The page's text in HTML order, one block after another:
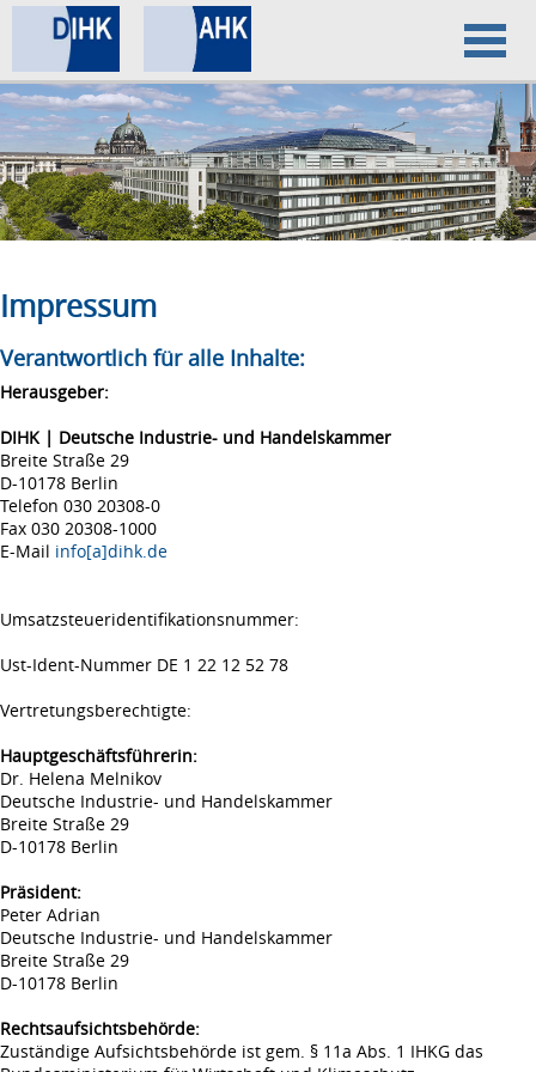
Home
Datenschutz
Impressum
Impressum
Verantwortlich für alle Inhalte:
Herausgeber:
DIHK | Deutsche Industrie- und Handelskammer
Breite Straße 29
D-10178 Berlin
Telefon 030 20308-0
Fax 030 20308-1000
E-Mail info[a]dihk.de
Umsatzsteueridentifikationsnummer:
Ust-Ident-Nummer DE 1 22 12 52 78
Vertretungsberechtigte:
Hauptgeschäftsführerin:
Dr. Helena Melnikov
Deutsche Industrie- und Handelskammer
Breite Straße 29
D-10178 Berlin
Präsident:
Peter Adrian
Deutsche Industrie- und Handelskammer
Breite Straße 29
D-10178 Berlin
Rechtsaufsichtsbehörde:
Zuständige Aufsichtsbehörde ist gem. § 11a Abs. 1 IHKG das